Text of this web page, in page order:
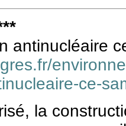
antinucléaire
ce-
la